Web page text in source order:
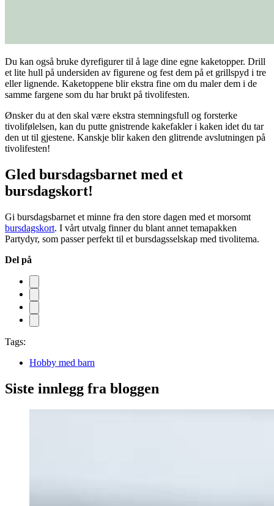
Du kan også bruke dyrefigurer til å lage dine egne kaketopper. Drill
et lite hull på undersiden av figurene og fest dem på et grillspyd i tre
eller lignende. Kaketoppene blir ekstra fine om du maler dem i de
samme fargene som du har brukt på tivolifesten.
Ønsker du at den skal være ekstra stemningsfull og forsterke
tivolifølelsen, kan du putte gnistrende kakefakler i kaken idet du tar
den ut til gjestene. Kanskje blir kaken den glitrende avslutningen på
tivolifesten!
Gled bursdagsbarnet med et
bursdagskort!
Gi bursdagsbarnet et minne fra den store dagen med et morsomt
bursdagskort. I vårt utvalg finner du blant annet temapakken
Partydyr, som passer perfekt til et bursdagsselskap med tivolitema.
Del på
Tags:
Hobby med barn
Siste innlegg fra bloggen